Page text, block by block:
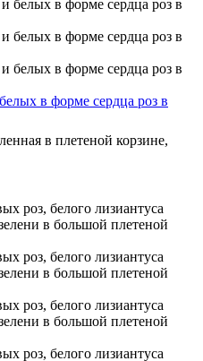
в форме сердца роз в
в плетеной корзине,